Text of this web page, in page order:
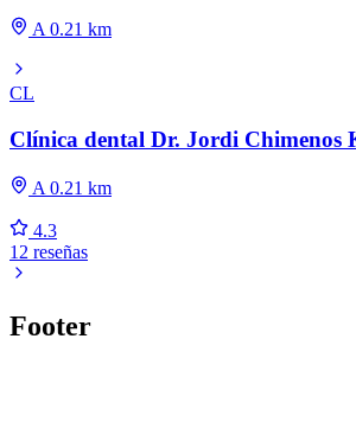
A 0.21 km
CL
Clínica dental Dr. Jordi Chimenos
A 0.21 km
4.3
12 reseñas
Footer